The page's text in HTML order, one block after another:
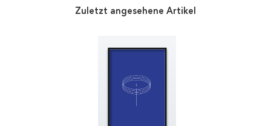
Zuletzt angesehene Artikel